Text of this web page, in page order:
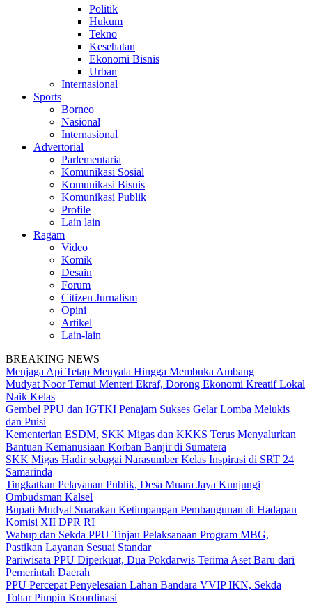
Politik
Hukum
Tekno
Kesehatan
Ekonomi Bisnis
Urban
Internasional
Sports
Borneo
Nasional
Internasional
Advertorial
Parlementaria
Komunikasi Sosial
Komunikasi Bisnis
Komunikasi Publik
Profile
Lain lain
Ragam
Video
Komik
Desain
Forum
Citizen Jurnalism
Opini
Artikel
Lain-lain
BREAKING NEWS
Menjaga Api Tetap Menyala Hingga Membuka Ambang
Mudyat Noor Temui Menteri Ekraf, Dorong Ekonomi Kreatif Lokal
Naik Kelas
Gembel PPU dan IGTKI Penajam Sukses Gelar Lomba Melukis
dan Puisi
Kementerian ESDM, SKK Migas dan KKKS Terus Menyalurkan
Bantuan Kemanusiaan Korban Banjir di Sumatera
SKK Migas Hadir sebagai Narasumber Kelas Inspirasi di SRT 24
Samarinda
Tingkatkan Pelayanan Publik, Desa Muara Jaya Kunjungi
Ombudsman Kalsel
Bupati Mudyat Suarakan Ketimpangan Pembangunan di Hadapan
Komisi XII DPR RI
Wabup dan Sekda PPU Tinjau Pelaksanaan Program MBG,
Pastikan Layanan Sesuai Standar
Pariwisata PPU Diperkuat, Dua Pokdarwis Terima Aset Baru dari
Pemerintah Daerah
PPU Percepat Penyelesaian Lahan Bandara VVIP IKN, Sekda
Tohar Pimpin Koordinasi